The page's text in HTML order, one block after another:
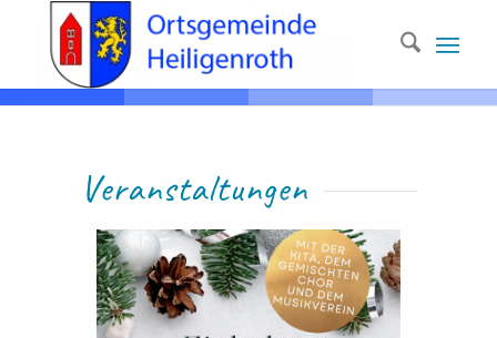
Ver­anstaltungen